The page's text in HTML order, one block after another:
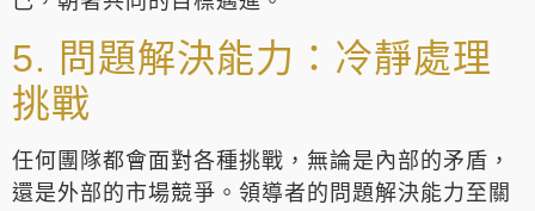
5. 問題解決能力：冷靜處理
挑戰
任何團隊都會面對各種挑戰，無論是內部的矛盾，
還是外部的市場競爭。領導者的問題解決能力至關